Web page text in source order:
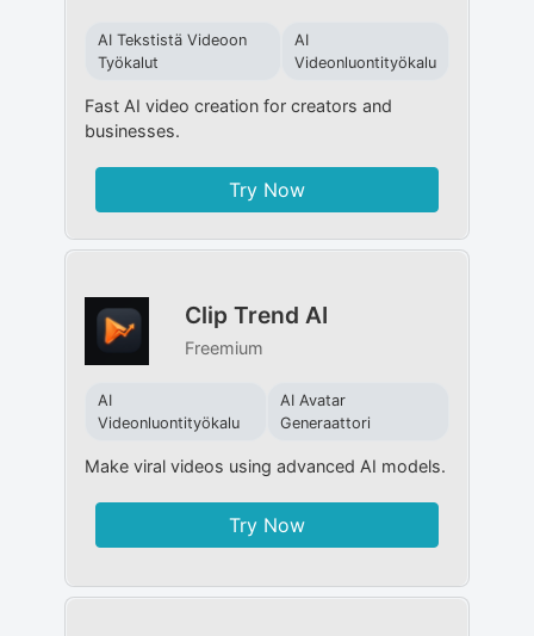
AI Tekstistä Videoon
Työkalut
AI
Videonluontityökalu
Fast AI video creation for creators and
businesses.
Try Now
Clip Trend AI
Freemium
AI
Videonluontityökalu
AI Avatar
Generaattori
Make viral videos using advanced AI models.
Try Now